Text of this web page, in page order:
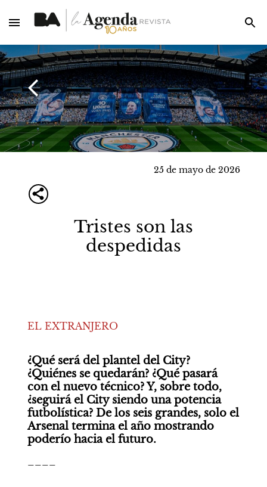
25 de mayo de 2026
Tristes son las
despedidas
EL EXTRANJERO
¿Qué será del plantel del City?
¿Quiénes se quedarán? ¿Qué pasará
con el nuevo técnico? Y, sobre todo,
¿seguirá el City siendo una potencia
futbolística? De los seis grandes, solo el
Arsenal termina el año mostrando
poderío hacia el futuro.